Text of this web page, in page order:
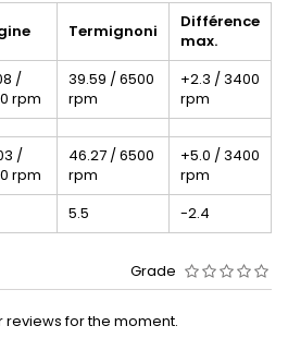
Termignoni
Différence
max.
/
rpm
39.59 / 6500
rpm
+2.3 / 3400
rpm
/
rpm
46.27 / 6500
rpm
+5.0 / 3400
rpm
5.5 -2.4
Grade
reviews for the moment.